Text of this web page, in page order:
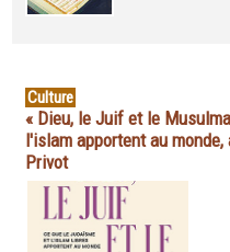
Culture
« Dieu, le Juif et le
l'islam apportent au
Privot